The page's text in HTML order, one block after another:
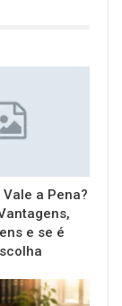
a Pena?
e se é